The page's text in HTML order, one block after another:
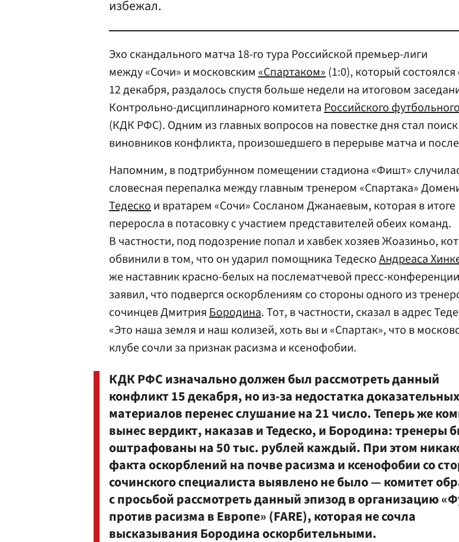
избежал.
Эхо скандального матча 18-го тура Российской премьер-лиги
между «Сочи» и московским «Спартаком»(1:0), который
12 декабря, раздалось спустя больше недели на итоговом
Контрольно-дисциплинарного комитетаРоссийского
(КДК РФС). Одним из главных вопросов на повестке дня стал поиск
виновников конфликта, произошедшего в перерыве матча и
Напомним, в подтрибунном помещении стадиона «Фишт»
словесная перепалка между главным тренером «Спартака»
Тедескои вратарем «Сочи» Сосланом Джанаевым, которая в итоге
переросла в потасовку с участием представителей обеих команд.
В частности, под подозрение попал и хавбек хозяев Жоазиньо,
обвинили в том, что он ударил помощника ТедескоАндреаса
же наставник красно-белых на послематчевой пресс-конференции
заявил, что подвергся оскорблениям со стороны одного из
сочинцев ДмитрияБородина. Тот, в частности, сказал в адрес
«Это наша земля и наш колизей, хоть вы и «Спартак», что в
клубе сочли за признак расизма и ксенофобии.
КДК РФС изначально должен был рассмотреть данный
конфликт 15 декабря, но из-за недостатка доказательных
материалов перенес слушание на 21 число. Теперь же
вынес вердикт, наказав и Тедеско, и Бородина: тренеры
оштрафованы на 50 тыс. рублей каждый. При этом
факта оскорблений на почве расизма и ксенофобии со
сочинского специалиста выявлено не было — комитет
с просьбой рассмотреть данный эпизод в организацию
против расизма в Европе» (FARE), которая не сочла
высказывания Бородина оскорбительными.